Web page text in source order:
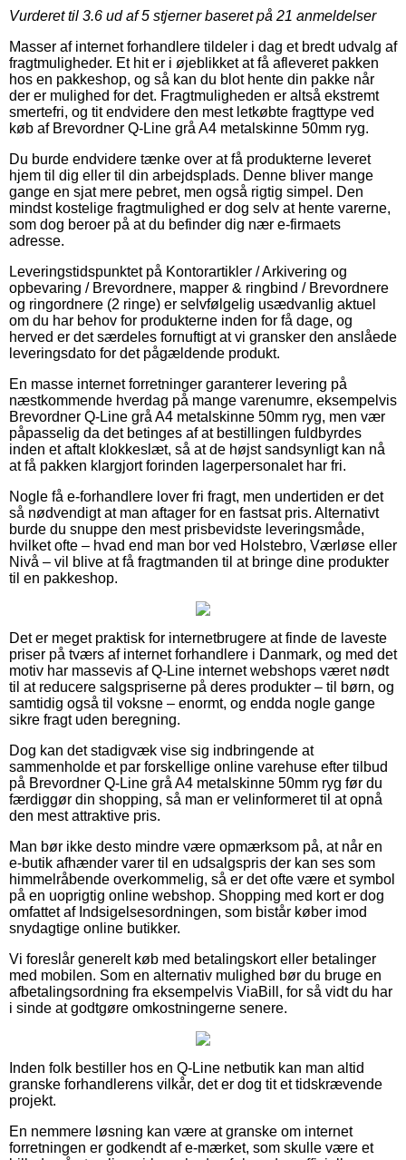
Vurderet til 3.6 ud af 5 stjerner baseret på 21 anmeldelser
Masser af internet forhandlere tildeler i dag et bredt udvalg af
fragtmuligheder. Et hit er i øjeblikket at få afleveret pakken
hos en pakkeshop, og så kan du blot hente din pakke når
der er mulighed for det. Fragtmuligheden er altså ekstremt
smertefri, og tit endvidere den mest letkøbte fragttype ved
køb af Brevordner Q-Line grå A4 metalskinne 50mm ryg.
Du burde endvidere tænke over at få produkterne leveret
hjem til dig eller til din arbejdsplads. Denne bliver mange
gange en sjat mere pebret, men også rigtig simpel. Den
mindst kostelige fragtmulighed er dog selv at hente varerne,
som dog beroer på at du befinder dig nær e-firmaets
adresse.
Leveringstidspunktet på Kontorartikler / Arkivering og
opbevaring / Brevordnere, mapper & ringbind / Brevordnere
og ringordnere (2 ringe) er selvfølgelig usædvanlig aktuel
om du har behov for produkterne inden for få dage, og
herved er det særdeles fornuftigt at vi gransker den anslåede
leveringsdato for det pågældende produkt.
En masse internet forretninger garanterer levering på
næstkommende hverdag på mange varenumre, eksempelvis
Brevordner Q-Line grå A4 metalskinne 50mm ryg, men vær
påpasselig da det betinges af at bestillingen fuldbyrdes
inden et aftalt klokkeslæt, så at de højst sandsynligt kan nå
at få pakken klargjort forinden lagerpersonalet har fri.
Nogle få e-forhandlere lover fri fragt, men undertiden er det
så nødvendigt at man aftager for en fastsat pris. Alternativt
burde du snuppe den mest prisbevidste leveringsmåde,
hvilket ofte – hvad end man bor ved Holstebro, Værløse eller
Nivå – vil blive at få fragtmanden til at bringe dine produkter
til en pakkeshop.
Det er meget praktisk for internetbrugere at finde de laveste
priser på tværs af internet forhandlere i Danmark, og med det
motiv har massevis af Q-Line internet webshops været nødt
til at reducere salgspriserne på deres produkter – til børn, og
samtidig også til voksne – enormt, og endda nogle gange
sikre fragt uden beregning.
Dog kan det stadigvæk vise sig indbringende at
sammenholde et par forskellige online varehuse efter tilbud
på Brevordner Q-Line grå A4 metalskinne 50mm ryg før du
færdiggør din shopping, så man er velinformeret til at opnå
den mest attraktive pris.
Man bør ikke desto mindre være opmærksom på, at når en
e-butik afhænder varer til en udsalgspris der kan ses som
himmelråbende overkommelig, så er det ofte være et symbol
på en uoprigtig online webshop. Shopping med kort er dog
omfattet af Indsigelsesordningen, som bistår køber imod
snydagtige online butikker.
Vi foreslår generelt køb med betalingskort eller betalinger
med mobilen. Som en alternativ mulighed bør du bruge en
afbetalingsordning fra eksempelvis ViaBill, for så vidt du har
i sinde at godtgøre omkostningerne senere.
Inden folk bestiller hos en Q-Line netbutik kan man altid
granske forhandlerens vilkår, det er dog tit et tidskrævende
projekt.
En nemmere løsning kan være at granske om internet
forretningen er godkendt af e-mærket, som skulle være et